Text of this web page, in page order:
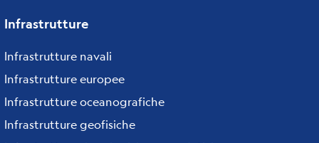
Infrastrutture
Infrastrutture navali
Infrastrutture europee
Infrastrutture oceanografiche
Infrastrutture geofisiche